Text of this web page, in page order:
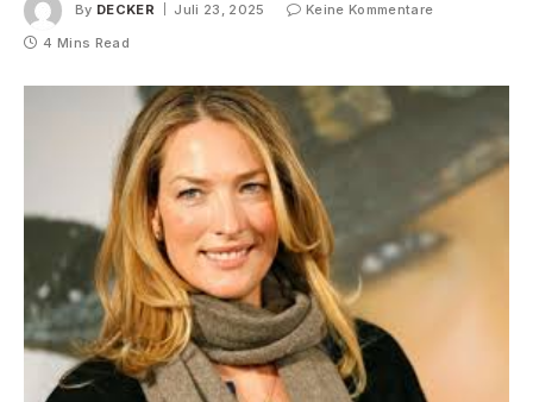
By DECKER Juli 23, 2025
Keine Kommentare
4 Mins Read